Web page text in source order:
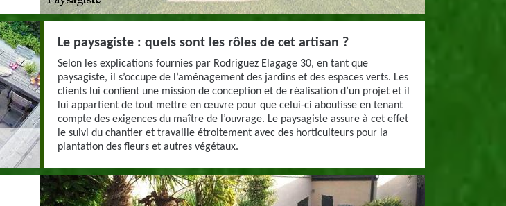
Le paysagiste : quels sont les rôles de cet artisan ?
Selon les explications fournies par Rodriguez Elagage 30, en tant que
paysagiste, il s’occupe de l’aménagement des jardins et des espaces verts. Les
clients lui confient une mission de conception et de réalisation d’un projet et il
lui appartient de tout mettre en œuvre pour que celui-ci aboutisse en tenant
compte des exigences du maître de l’ouvrage. Le paysagiste assure à cet effet
le suivi du chantier et travaille étroitement avec des horticulteurs pour la
plantation des fleurs et autres végétaux.